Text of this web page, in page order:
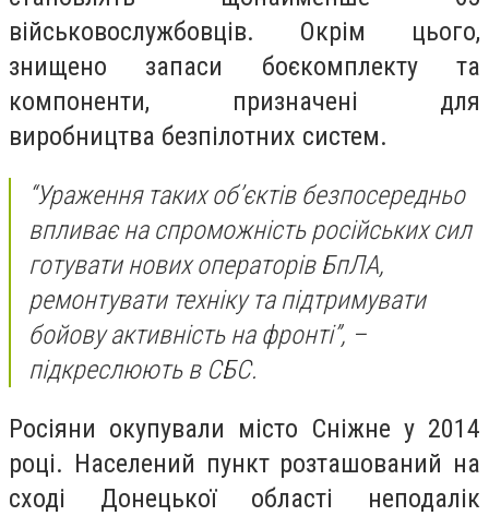
військовослужбовців. Окрім цього,
знищено запаси боєкомплекту та
компоненти, призначені для
виробництва безпілотних систем.
“Ураження таких об’єктів безпосередньо
впливає на спроможність російських сил
готувати нових операторів БпЛА,
ремонтувати техніку та підтримувати
бойову активність на фронті”, –
підкреслюють в СБС.
Росіяни окупували місто Сніжне у 2014
році. Населений пункт розташований на
сході Донецької області неподалік